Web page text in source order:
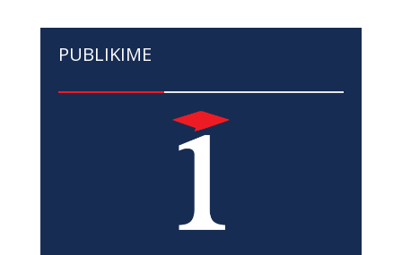
PUBLIKIME